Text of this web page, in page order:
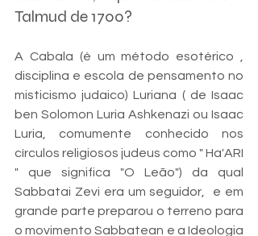
Talmud de 1700?
A Cabala (é um método esotérico ,
disciplina e escola de pensamento no
misticismo judaico) Luriana ( de Isaac
ben Solomon Luria Ashkenazi ou Isaac
Luria, comumente conhecido nos
círculos religiosos judeus como " Ha'ARI
" que significa "O Leão")
da qual
Sabbatai Zevi era um seguidor,  e em
grande parte preparou o terreno para
o movimento Sabbatean e a Ideologia